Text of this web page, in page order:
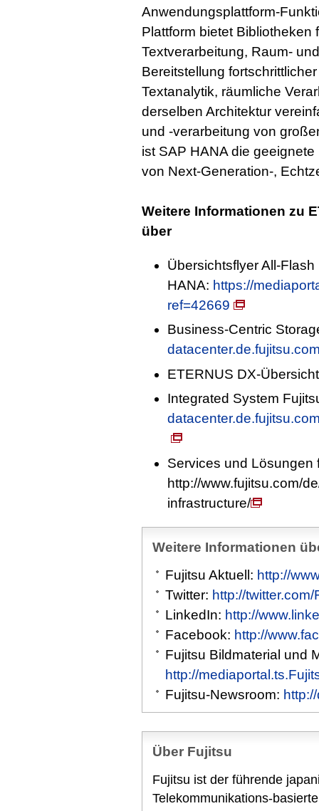
Anwendungsplattform-
Plattform bietet Bibliotheken
Textverarbeitung, Raum-
Bereitstellung
Textanalytik, räumliche
derselben Architektur
und -verarbeitung von
ist SAP HANA die
von Next-Generation-,
Weitere Informationen zu
über
Übersichtsflyer All-
HANA: https://
ref=42669
Business-Centric
ETERNUS DX-
Integrated System
Services und Lösungen
http://www.fujitsu.com/
infrastructure/
Weitere Informationen
Fujitsu Aktuell: http://
Twitter: http://
LinkedIn: http://
Facebook: http://
Fujitsu Bildmaterial und
http://
Fujitsu-Newsroom:
Über Fujitsu
Fujitsu ist der führende
Telekommunikations-